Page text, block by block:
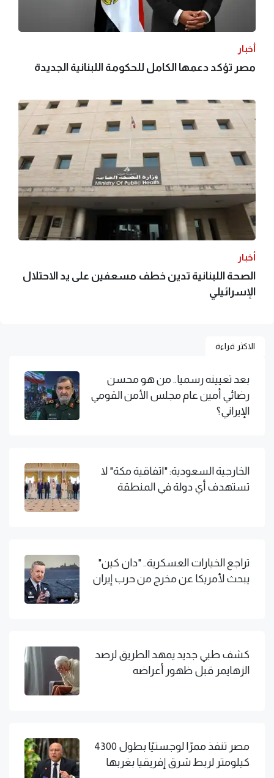
أخبار
مصر تؤكد دعمها الكامل للحكومة اللبنانية الجديدة
أخبار
الصحة اللبنانية تدين خطف مسعفين على يد الاحتلال
الإسرائيلي
الاكثر قراءة
بعد تعيينه رسميا.. من هو محسن
رضائي أمين عام مجلس الأمن القومي
الإيراني؟
الخارجية السعودية: "اتفاقية مكة" لا
تستهدف أي دولة في المنطقة
تراجع الخيارات العسكرية.. "دان كين"
يبحث لأمريكا عن مخرج من حرب إيران
كشف طبي جديد يمهد الطريق لرصد
الزهايمر قبل ظهور أعراضه
مصر تنفذ ممرًا لوجستيًا بطول 4300
كيلومتر لربط شرق إفريقيا بغربها